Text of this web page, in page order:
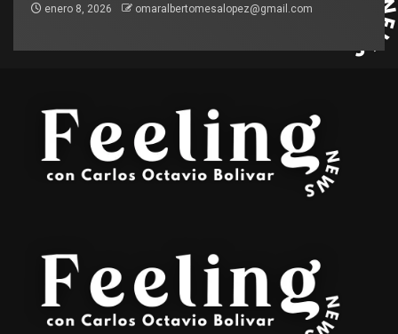
enero 8, 2026 omaralbertomesalopez@gmail.com